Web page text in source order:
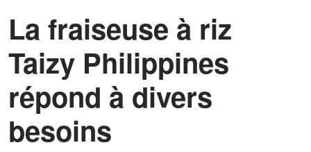
La fraiseuse à riz
Taizy Philippines
répond à divers
besoins